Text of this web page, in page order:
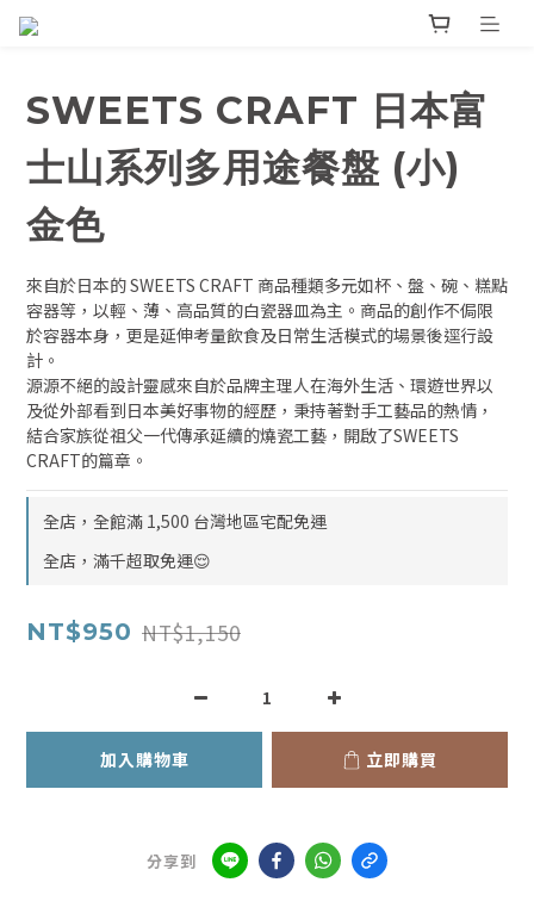
SWEETS CRAFT 日本富
士山系列多用途餐盤 (小)
金色
來自於日本的 SWEETS CRAFT 商品種類多元如杯、盤、碗、糕點
容器等，以輕、薄、高品質的白瓷器皿為主。商品的創作不侷限
於容器本身，更是延伸考量飲食及日常生活模式的場景後逕行設
計。
源源不絕的設計靈感來自於品牌主理人在海外生活、環遊世界以
及從外部看到日本美好事物的經歷，秉持著對手工藝品的熱情，
結合家族從祖父一代傳承延續的燒瓷工藝，開啟了SWEETS
CRAFT的篇章。
全店，全館滿 1,500 台灣地區宅配免運
全店，滿千超取免運😌
NT$950 NT$1,150
加入購物車 立即購買
分享到